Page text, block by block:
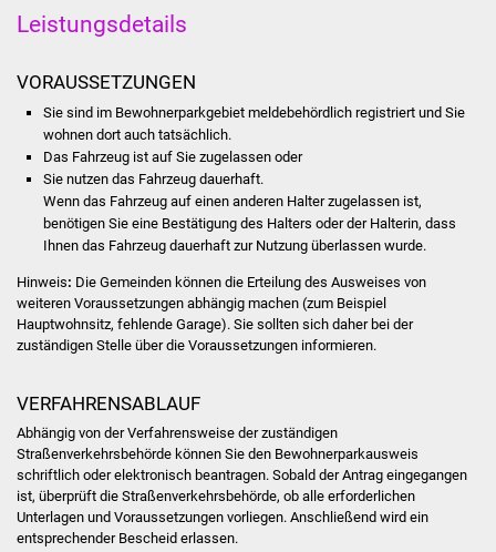
Schulentwicklung Bizet
Sanierung Hallenbad
Sanierung Bizethalle
Ortsentwicklung
Presse
Was erledige ich wo
Dienstleistungen
Leistungsdetails
VORAUSSETZUNGEN
Sie sind im Bewohnerparkgebiet meldebehördlich registriert und Sie
wohnen dort auch tatsächlich.
Das Fahrzeug ist auf Sie zugelassen oder
Sie nutzen das Fahrzeug dauerhaft.
Wenn das Fahrzeug auf einen anderen Halter zugelassen ist,
benötigen Sie eine Bestätigung des Halters oder der Halterin, dass
Ihnen das Fahrzeug dauerhaft zur Nutzung überlassen wurde.
Hinweis: Die Gemeinden können die Erteilung des Ausweises von
weiteren Voraussetzungen abhängig machen (zum Beispiel
Hauptwohnsitz, fehlende Garage). Sie sollten sich daher bei der
zuständigen Stelle über die Voraussetzungen informieren.
VERFAHRENSABLAUF
Abhängig von der Verfahrensweise der zuständigen
Straßenverkehrsbehörde können Sie den Bewohnerparkausweis
schriftlich oder elektronisch beantragen. Sobald der Antrag eingegangen
ist, überprüft die Straßenverkehrsbehörde, ob alle erforderlichen
Unterlagen und Voraussetzungen vorliegen. Anschließend wird ein
entsprechender Bescheid erlassen.